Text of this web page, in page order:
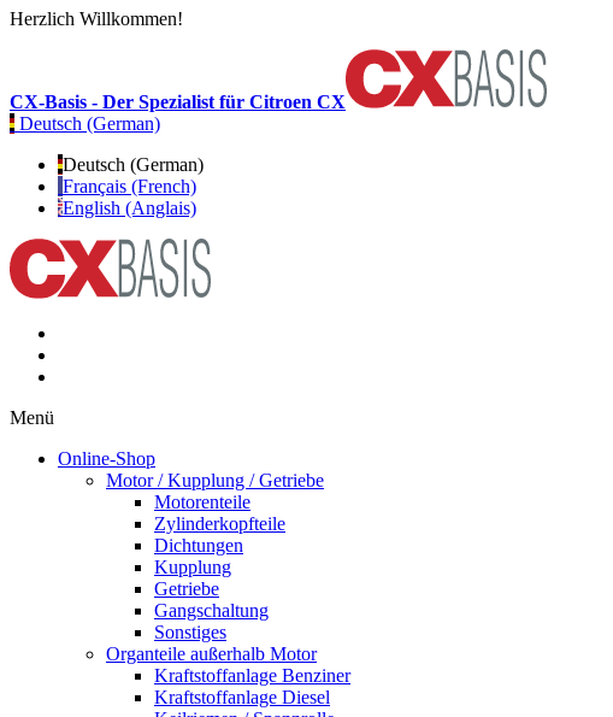
Herzlich Willkommen!
CX-Basis - Der Spezialist für Citroen CX
Deutsch (German)
Deutsch (German)
Français (French)
English (Anglais)
Menü
Online-Shop
Motor / Kupplung / Getriebe
Motorenteile
Zylinderkopfteile
Dichtungen
Kupplung
Getriebe
Gangschaltung
Sonstiges
Organteile außerhalb Motor
Kraftstoffanlage Benziner
Kraftstoffanlage Diesel